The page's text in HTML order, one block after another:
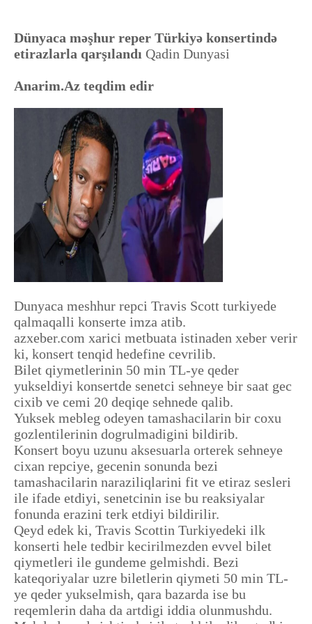
Dünyaca məşhur reper Türkiyə konsertində
etirazlarla qarşılandı Qadin Dunyasi
Anarim.Az teqdim edir
Dunyaca meshhur repci Travis Scott turkiyede
qalmaqalli konserte imza atib.
azxeber.com xarici metbuata istinaden xeber verir
ki, konsert tenqid hedefine cevrilib.
Bilet qiymetlerinin 50 min TL-ye qeder
yukseldiyi konsertde senetci sehneye bir saat gec
cixib ve cemi 20 deqiqe sehnede qalib.
Yuksek mebleg odeyen tamashacilarin bir coxu
gozlentilerinin dogrulmadigini bildirib.
Konsert boyu uzunu aksesuarla orterek sehneye
cixan repciye, gecenin sonunda bezi
tamashacilarin naraziliqlarini fit ve etiraz sesleri
ile ifade etdiyi, senetcinin ise bu reaksiyalar
fonunda erazini terk etdiyi bildirilir.
Qeyd edek ki, Travis Scottin Turkiyedeki ilk
konserti hele tedbir kecirilmezden evvel bilet
qiymetleri ile gundeme gelmishdi. Bezi
kateqoriyalar uzre biletlerin qiymeti 50 min TL-
ye qeder yukselmish, qara bazarda ise bu
reqemlerin daha da artdigi iddia olunmushdu.